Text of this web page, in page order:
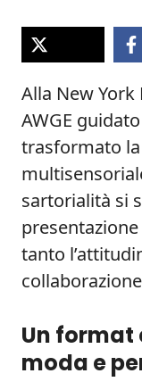
Alla New
AWGE
trasformato
sartorialità si
tanto
Un format
moda e